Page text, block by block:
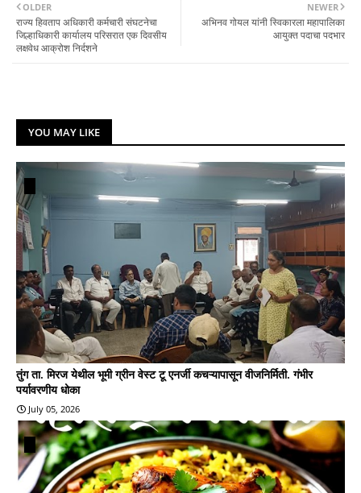
NEWER
अभिनव गोयल यांनी स्विकारला महापालिका
आयुक्त पदाचा पदभार
OLDER
राज्य हिवताप अधिकारी कर्मचारी संघटनेचा
जिल्हाधिकारी कार्यालय परिसरात एक दिवसीय
लक्षवेध आक्रोश निर्दशने
YOU MAY LIKE
तुंग ता. मिरज येथील भूमी ग्रीन वेस्ट टू एनर्जी कचऱ्यापासून वीजनिर्मिती. गंभीर
पर्यावरणीय धोका
July 05, 2026